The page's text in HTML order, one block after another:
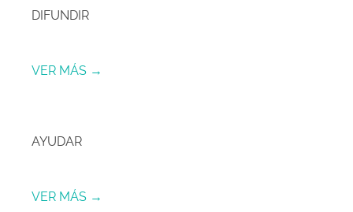
DIFUNDIR
VER MÁS →
AYUDAR
VER MÁS →